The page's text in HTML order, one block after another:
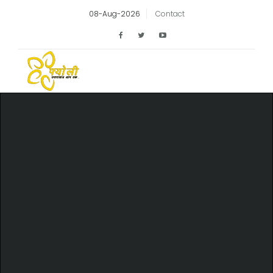
08-Aug-2026 Contact